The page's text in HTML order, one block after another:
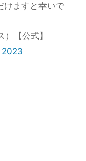
けますと幸いで
【公式】
2023